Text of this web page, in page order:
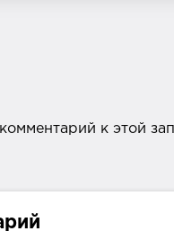
к этой